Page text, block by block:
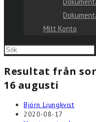
Mitt Konto
Sök
denna
webbplats
Resultat från
16 augusti
Inläggsförfattare:
Björn Ljungkvist
Inlägget
2020-08-17